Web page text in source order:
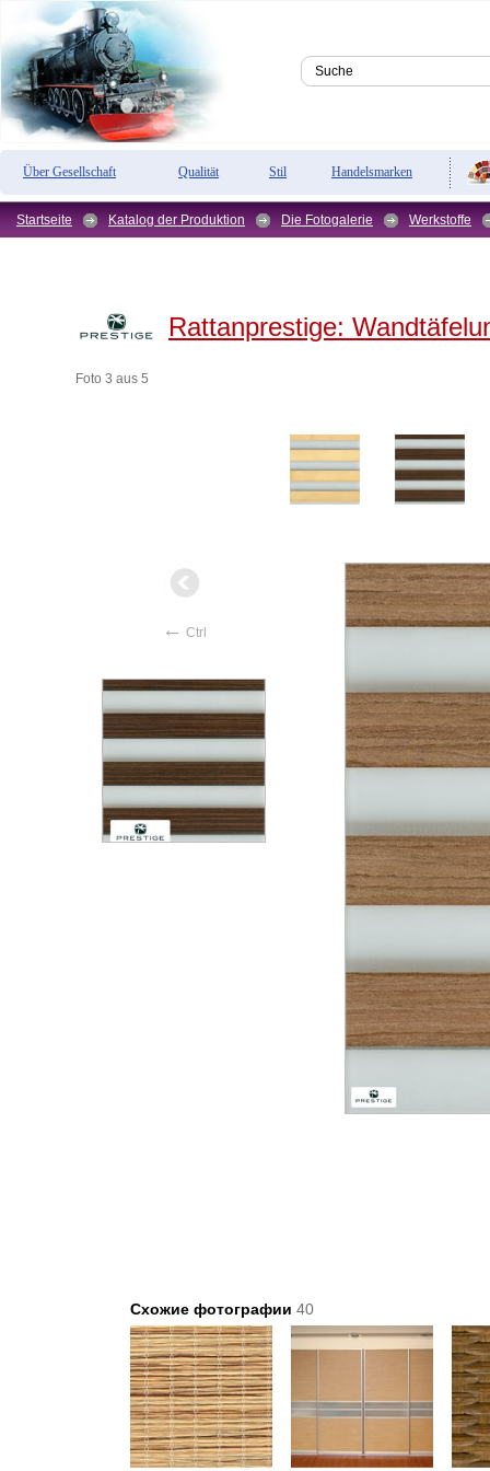
Über Gesellschaft Qualität Stil Handelsmarken
Startseite Katalog der Produktion Die Fotogalerie Werkstoffe
Rattanprestige:
Foto 3 aus 5
← Ctrl
Схожие фотографии 40